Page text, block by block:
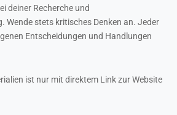
deiner Recherche und
Wende stets kritisches Denken an. Jeder
Entscheidungen und Handlungen
ist nur mit direktem Link zur Website